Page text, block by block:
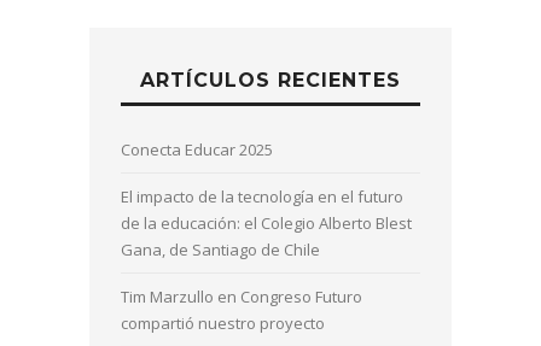
ARTÍCULOS RECIENTES
Conecta Educar 2025
El impacto de la tecnología en el futuro
de la educación: el Colegio Alberto Blest
Gana, de Santiago de Chile
Tim Marzullo en Congreso Futuro
compartió nuestro proyecto